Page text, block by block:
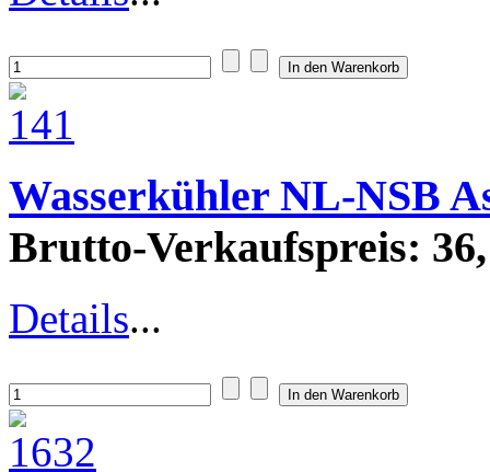
Wasserkühler NL-NSB
Brutto-Verkaufspreis:
Details...